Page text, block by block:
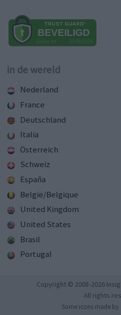
in de wereld
Nederland
France
Deutschland
Italia
Österreich
Schweiz
España
België/Belgique
United Kingdom
United States
Brasil
Portugal
Copyright © 2008-2026
All rights
Some icons made by